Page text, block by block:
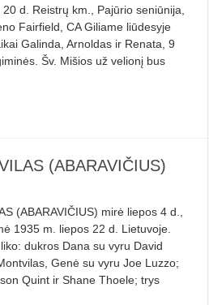
d. Reistrų km., Pajūrio seniūnija,
Fairfield, CA Giliame liūdesyje
Galinda, Arnoldas ir Renata, 9
Šv. Mišios už velionį bus
(ABARAVIČIUS)
(ABARAVIČIUS) mirė liepos 4 d.,
1935 m. liepos 22 d. Lietuvoje.
dukros Dana su vyru David
Genė su vyru Joe Luzzo;
Quint ir Shane Thoele; trys